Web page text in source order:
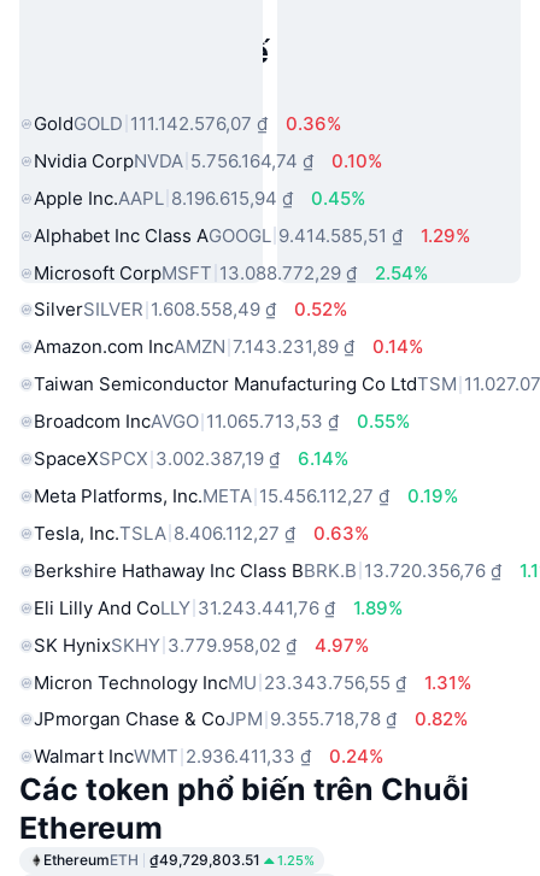
Tài sản trong thế giới thực phổ
GoldGOLD 111.142.576,07 ₫
0.36%
Nvidia CorpNVDA 5.756.164,74 ₫
0.10%
Apple Inc.AAPL 8.196.615,94 ₫
0.45%
Alphabet Inc Class AGOOGL 9.414.585,51 ₫
1.29%
Microsoft CorpMSFT 13.088.772,29 ₫
2.54%
SilverSILVER 1.608.558,49 ₫
0.52%
Amazon.com IncAMZN 7.143.231,89 ₫
0.14%
Taiwan Semiconductor Manufacturing Co LtdTSM
Broadcom IncAVGO 11.065.713,53 ₫
0.55%
SpaceXSPCX 3.002.387,19 ₫
6.14%
Meta Platforms, Inc.META 15.456.112,27 ₫
0.19%
Tesla, Inc.TSLA 8.406.112,27 ₫
0.63%
Berkshire Hathaway Inc Class BBRK.B 13.720.356,76 ₫
Eli Lilly And CoLLY 31.243.441,76 ₫
1.89%
SK HynixSKHY 3.779.958,02 ₫
4.97%
Micron Technology IncMU 23.343.756,55 ₫
1.31%
JPmorgan Chase & CoJPM 9.355.718,78 ₫
0.82%
Walmart IncWMT 2.936.411,33 ₫ 0.24%
Các token phổ biến trên Chuỗi
Ethereum
EthereumETH ₫49,729,803.51 1.25%